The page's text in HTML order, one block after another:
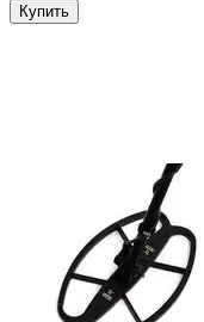
Купить